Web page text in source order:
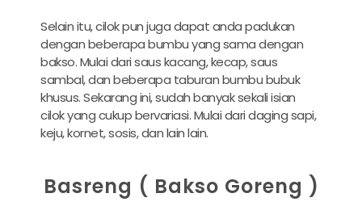
Selain itu, cilok pun juga dapat anda padukan
dengan beberapa bumbu yang sama dengan
bakso. Mulai dari saus kacang, kecap, saus
sambal, dan beberapa taburan bumbu bubuk
khusus. Sekarang ini, sudah banyak sekali isian
cilok yang cukup bervariasi. Mulai dari daging sapi,
keju, kornet, sosis, dan lain lain.
Basreng ( Bakso Goreng )